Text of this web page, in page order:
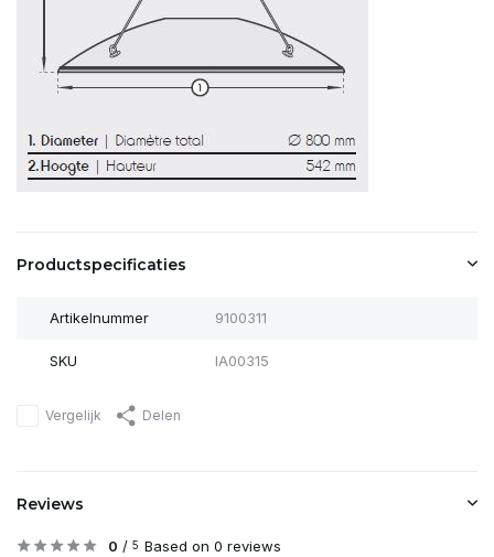
Productspecificaties
Artikelnummer 9100311
SKU IA00315
Vergelijk Delen
Reviews
0 / 5 Based on 0 reviews